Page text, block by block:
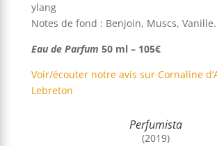
ylang
Notes de fond : Benjoin, Muscs, Vanille.
Eau de Parfum 50 ml – 105€
Voir/écouter notre avis sur Cornaline
Lebreton
Perfumista
(2019)